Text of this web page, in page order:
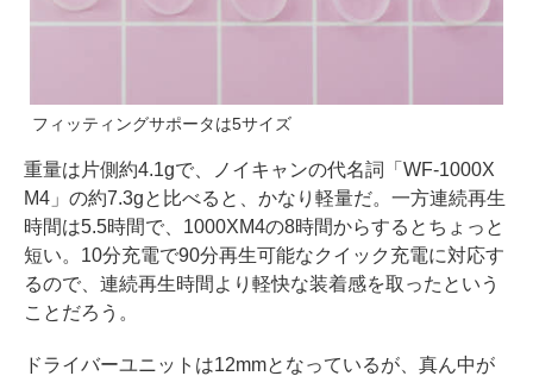
フィッティングサポータは5サイズ
重量は片側約4.1gで、ノイキャンの代名詞「WF-1000X
M4」の約7.3gと比べると、かなり軽量だ。一方連続再生
時間は5.5時間で、1000XM4の8時間からするとちょっと
短い。10分充電で90分再生可能なクイック充電に対応す
るので、連続再生時間より軽快な装着感を取ったという
ことだろう。
ドライバーユニットは12mmとなっているが、真ん中が